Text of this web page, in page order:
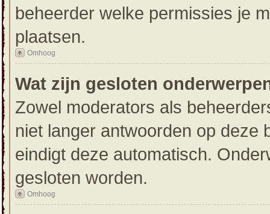
beheerder welke permissies je
plaatsen.
Omhoog
Wat zijn gesloten
Zowel moderators als
niet langer antwoorden op deze
eindigt deze automatisch.
gesloten worden.
Omhoog